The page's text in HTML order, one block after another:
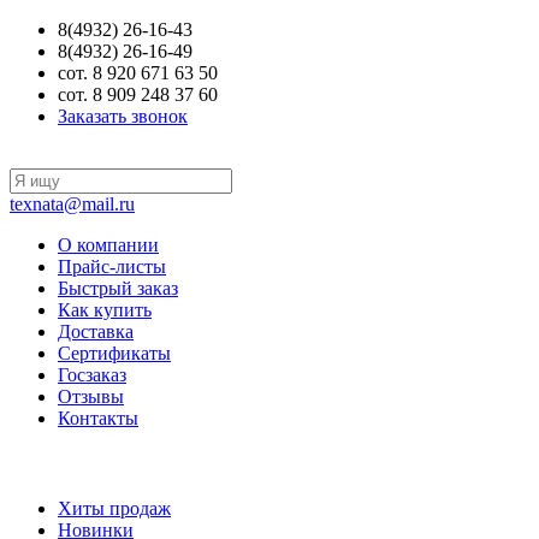
8(4932) 26-16-43
8(4932) 26-16-49
сот. 8 920 671 63 50
сот. 8 909 248 37 60
Заказать звонок
texnata@mail.ru
О компании
Прайс-листы
Быстрый заказ
Как купить
Доставка
Сертификаты
Госзаказ
Отзывы
Контакты
Хиты продаж
Новинки